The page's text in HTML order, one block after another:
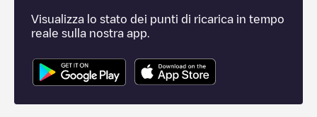
Visualizza lo stato dei punti di ricarica in tempo
reale sulla nostra app.